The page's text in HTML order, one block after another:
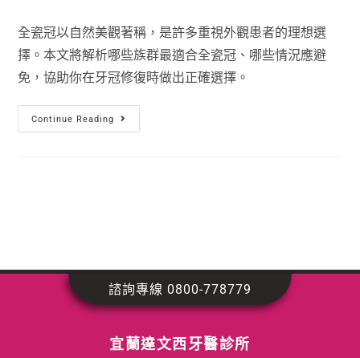
全瓷冠以自然美觀著稱，是許多重視外觀患者的理想選
擇。本文將解析哪些族群最適合全瓷冠、哪些情況應避
免，協助你在牙冠修復時做出正確選擇。
Continue Reading
宜蘭達文西牙醫診所
諮詢專線 0800-778779